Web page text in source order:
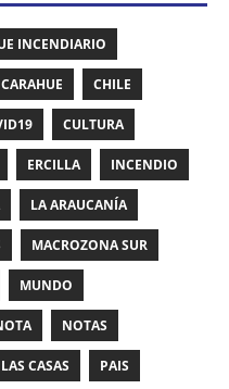
INCENDIARIO
CARAHUE CHILE
CULTURA
ERCILLA INCENDIO
LA ARAUCANÍA
MACROZONA SUR
MUNDO
NOTAS
CASAS PAIS